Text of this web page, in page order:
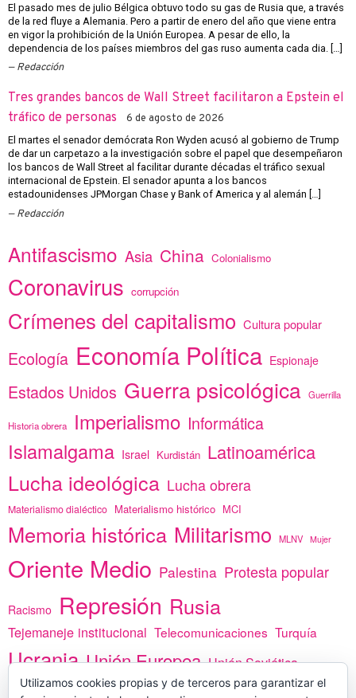
El pasado mes de julio Bélgica obtuvo todo su gas de Rusia que, a través
de la red fluye a Alemania. Pero a partir de enero del año que viene entra
en vigor la prohibición de la Unión Europea. A pesar de ello, la
dependencia de los países miembros del gas ruso aumenta cada dia. […]
Redacción
Tres grandes bancos de Wall Street facilitaron a Epstein el
tráfico de personas
6 de agosto de 2026
El martes el senador demócrata Ron Wyden acusó al gobierno de Trump
de dar un carpetazo a la investigación sobre el papel que desempeñaron
los bancos de Wall Street al facilitar durante décadas el tráfico sexual
internacional de Epstein. El senador apunta a los bancos
estadounidenses JPMorgan Chase y Bank of America y al alemán […]
Redacción
Antifascismo Asia China Colonialismo
Coronavirus corrupción
Crímenes del capitalismo Cultura popular
Ecología Economía Política Espionaje
Estados Unidos Guerra psicológica Guerrilla
Historia obrera Imperialismo Informática
Islamalgama Israel Kurdistán Latinoamérica
Lucha ideológica Lucha obrera
Materialismo dialéctico Materialismo histórico MCI
Memoria histórica Militarismo MLNV Mujer
Oriente Medio Palestina Protesta popular
Racismo Represión Rusia
Tejemaneje institucional Telecomunicaciones Turquía
Ucrania Unión Europea Unión Soviética
vacunas Yemen África
Utilizamos cookies propias y de terceros para garantizar el